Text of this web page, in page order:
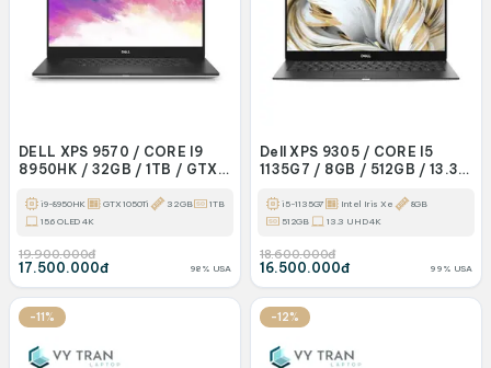
DELL XPS 9570 / CORE I9
8950HK / 32GB / 1TB / GTX
i9-8950HK GTX 1050Ti 32GB
1TB
15.6 OLED 4K
19.900.000đ
17.500.000đ 98% USA
Dell XPS 9305 / CORE I5
1135G7 / 8GB / 512GB / 13.3
i5-1135G7 Intel Iris Xe
8GB
512GB
13.3 UHD 4K
18.600.000đ
16.500.000đ 99% USA
-11% -12%